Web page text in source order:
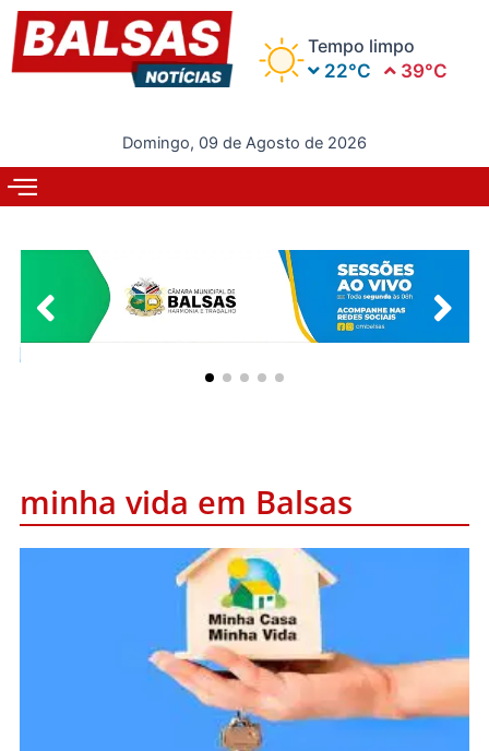
para
Tempo limpo
22°C
39°C
Domingo, 09 de Agosto de 2026
minha vida em Balsas